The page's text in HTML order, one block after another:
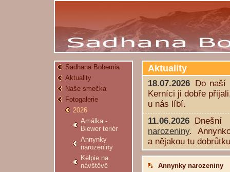
Sadhana Bohemia
Aktuality
Naše smečka
Fotogalerie
2026
Amálka -
Biewer teriér
Annynky
narozeniny
Kelpie na
návštěvě
Aktuality
18.07.2026 Do naší
Kerníci ji dobře
u nás líbí.
11.06.2026
narozeniny.
a nějakou tu
Annynky narozeniny